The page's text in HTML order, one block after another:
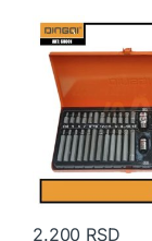
2.200 RSD